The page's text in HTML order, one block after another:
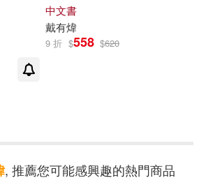
中文書
戴有煒
9 折 $558 $620
, 推薦您可能感興趣的熱門商品